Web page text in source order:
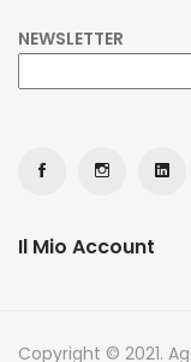
NEWSLETTER
Il Mio Account
Copyright © 2021.